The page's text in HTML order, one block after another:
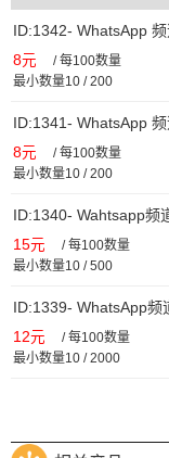
ID:1342- WhatsApp
8元 /每100数量
最小数量10 / 200
ID:1341- WhatsApp
8元 /每100数量
最小数量10 / 200
ID:1340- Wahtsapp频
15元 /每100数量
最小数量10 / 500
ID:1339- WhatsApp频
12元 /每100数量
最小数量10 / 2000